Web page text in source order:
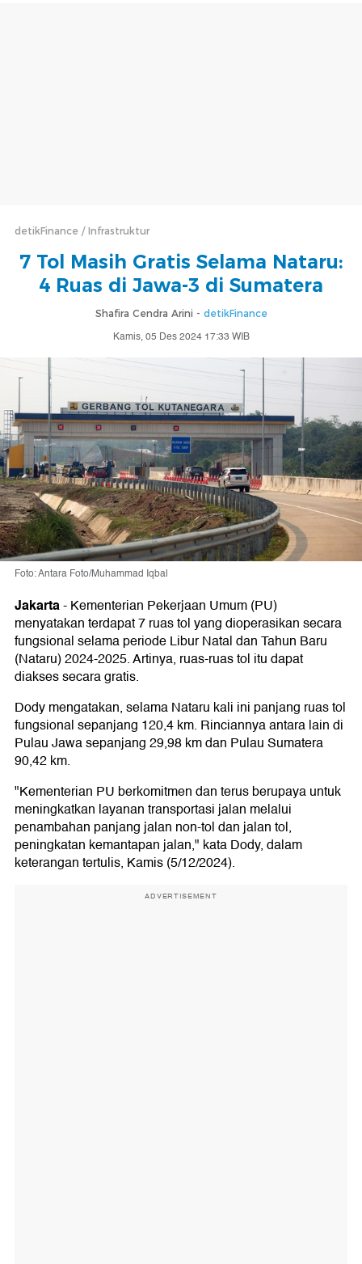
detikFinance Infrastruktur
7 Tol Masih Gratis Selama Nataru:
4 Ruas di Jawa-3 di Sumatera
Shafira Cendra Arini - detikFinance
Kamis, 05 Des 2024 17:33 WIB
Foto: Antara Foto/Muhammad Iqbal
Jakarta-Kementerian Pekerjaan Umum (PU)
menyatakan terdapat 7 ruas tol yang dioperasikan secara
fungsional selama periode Libur Natal dan Tahun Baru
(Nataru) 2024-2025. Artinya, ruas-ruas tol itu dapat
diakses secara gratis.
Dody mengatakan, selama Nataru kali ini panjang ruas tol
fungsional sepanjang 120,4 km. Rinciannya antara lain di
Pulau Jawa sepanjang 29,98 km dan Pulau Sumatera
90,42 km.
"Kementerian PU berkomitmen dan terus berupaya untuk
meningkatkan layanan transportasi jalan melalui
penambahan panjang jalan non-tol dan jalan tol,
peningkatan kemantapan jalan," kata Dody, dalam
keterangan tertulis, Kamis (5/12/2024).
ADVERTISEMENT